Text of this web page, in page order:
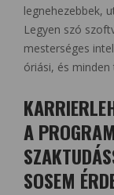
legnehezebbek,
Legyen szó
mesterséges
óriási, és
A
SOSEM